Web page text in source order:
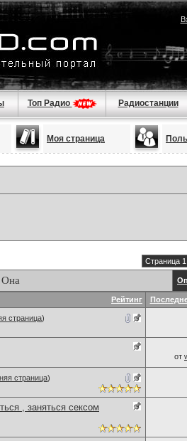
Топ Радио Радиостанции
Моя страница
Страница
Рейтинг
страница)
от
страница)
, заняться сексом